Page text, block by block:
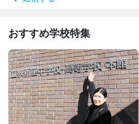
おすすめ学校特集